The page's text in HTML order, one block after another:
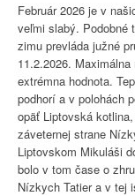
Február 2026 je v
veľmi slabý. Podobné
zimu prevláda južné
11.2.2026.
extrémna hodnota.
podhorí a v polohách
opäť Liptovská
záveternej strane
Liptovskom Mikuláši
bolo v tom čase o
Nízkych Tatier a v tej